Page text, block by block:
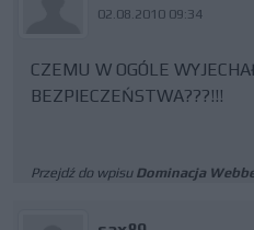
02.08.2010 09:34
CZEMU W OGÓLE
BEZPIECZEŃSTWA???!!!
Przejdź do wpisu Dominacja